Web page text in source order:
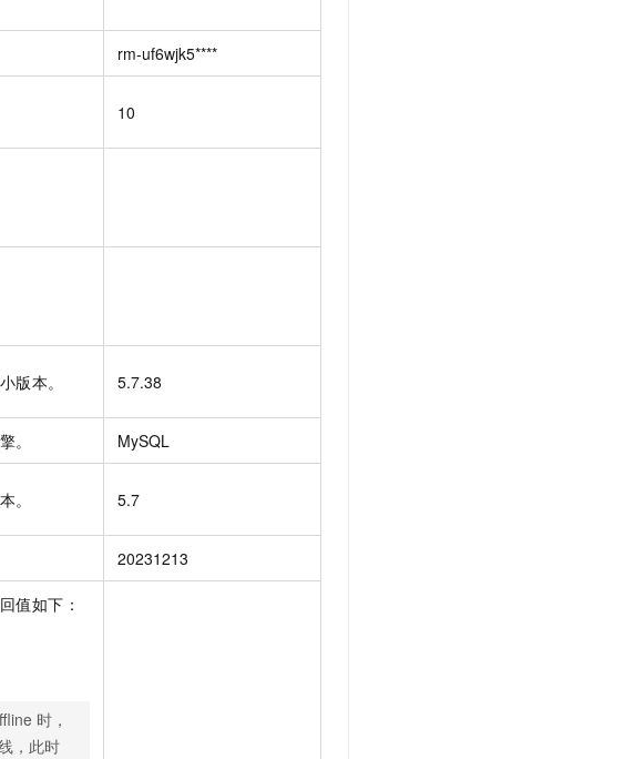
rm-uf6wjk5****
10
版本。 5.7.38
。 MySQL
。 5.7
20231213
值如下：
时，
，此时